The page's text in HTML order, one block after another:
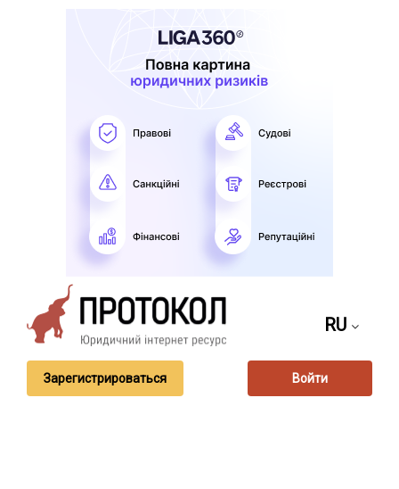
RU
Зарегистрироваться Войти